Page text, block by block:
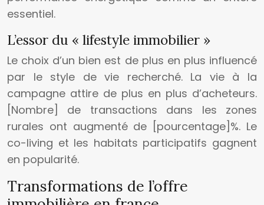
essentiel.
L’essor du « lifestyle immobilier »
Le choix d’un bien est de plus en plus influencé
par le style de vie recherché. La vie à la
campagne attire de plus en plus d’acheteurs.
[Nombre] de transactions dans les zones
rurales ont augmenté de [pourcentage]%. Le
co-living et les habitats participatifs gagnent
en popularité.
Transformations de l’offre